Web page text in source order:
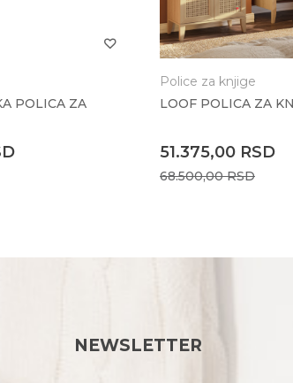
POLICA ZA
Police za knjige
LOOF POLICA ZA
51.375,00 RSD
68.500,00RSD
NEWSLETTER